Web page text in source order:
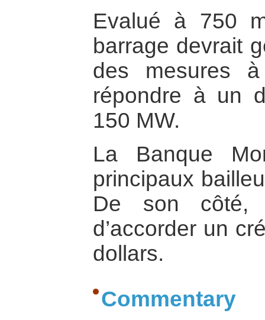
Evalué à 750
barrage devrait
des mesures
répondre à un
150 MW.
La Banque
principaux
De son
d’accorder un
dollars.
Commentary